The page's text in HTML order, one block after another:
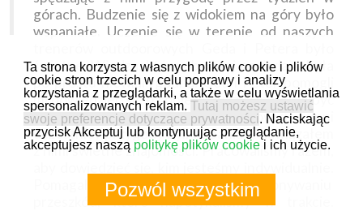
Ta strona korzysta z własnych plików cookie i plików
cookie stron trzecich w celu poprawy i analizy
korzystania z przeglądarki, a także w celu wyświetlania
spersonalizowanych reklam. Tutaj możesz ustawić
swoje preferencje dotyczące prywatności. Naciskając
przycisk Akceptuj lub kontynuując przeglądanie,
akceptujesz naszą politykę plików cookiei ich użycie.
Pozwól wszystkim
górach. Budzenie się z widokiem na góry było
wspaniałe. Uczenie się w terenie od naszych
świetne. Wiedza, którą obydwaj posiadają, była
po prostu niewiarygodna. Ged i Peter pomogli
mi dowiedzieć się o sobie. Nauczyli mnie jak być
pewnym siebie. Byli niesamowici. Inni
uczestnicy przygody byli wspaniali i nawiązałem
z nimi świetne znajomości. Pracowaliśmy razem,
Pomagaliśmy sobie nawzajem w pokonywaniu
przeszkód, które napotykaliśmy w trakcie.